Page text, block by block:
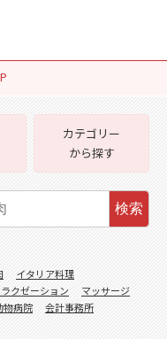
カテゴリー
から探す
検索
イタリア料理
ラクゼーション
マッサージ
物病院
会計事務所